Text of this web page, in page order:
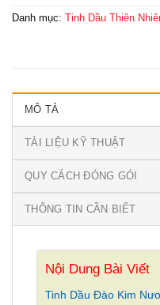
Danh mục: Tinh Dầu Thiên
MÔ TẢ
TÀI LIỆU KỸ THUẬT
QUY CÁCH ĐÓNG GÓI
THÔNG TIN CẦN BIẾT
Nội Dung Bài Viết
Tinh Dầu Đào Kim